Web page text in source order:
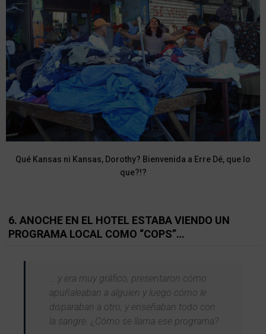
Qué Kansas ni Kansas, Dorothy? Bienvenida a Erre Dé, que lo
que?!?
6. ANOCHE EN EL HOTEL ESTABA VIENDO UN
PROGRAMA LOCAL COMO “COPS”…
… y era muy gráfico, presentaron cómo
apuñaleaban a alguien y luego cómo le
disparaban a otro, y enseñaban todo con
la sangre. ¿Cómo se llama ese programa?